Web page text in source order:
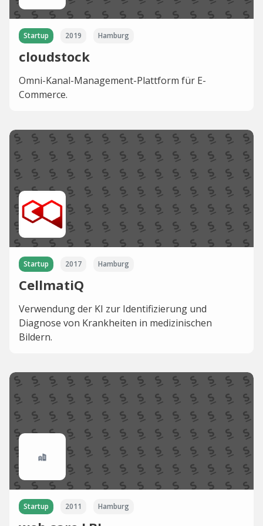
Startup 2019 Hamburg
cloudstock
Omni-Kanal-Management-Plattform für E-
Commerce.
Startup 2017 Hamburg
CellmatiQ
Verwendung der KI zur Identifizierung und
Diagnose von Krankheiten in medizinischen
Bildern.
Startup 2011 Hamburg